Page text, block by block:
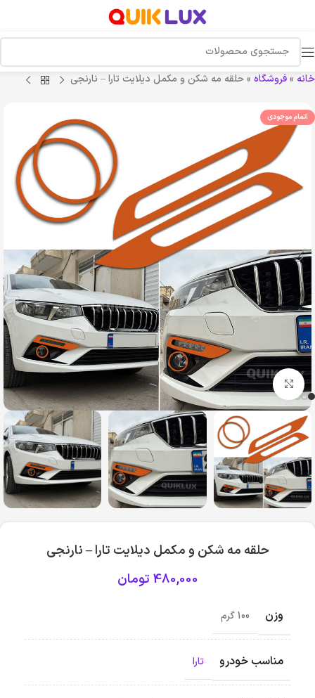
خانه »فروشگاه »حلقه مه شکن و مکمل دیلایت تارا – نارنجی
اتمام موجودی
بزرگنمایی تصویر
حلقه مه شکن و مکمل دیلایت تارا – نارنجی
480,000 تومان
وزن 100 گرم
مناسب خودرو تارا